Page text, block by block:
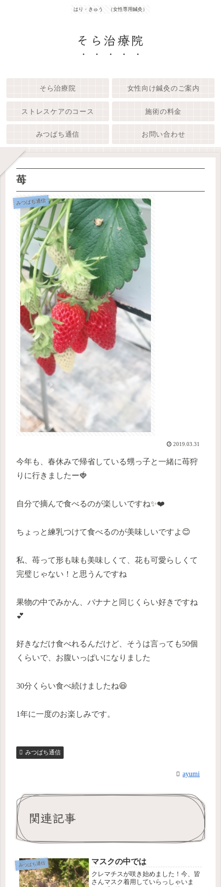
はり・きゅう （女性専用鍼灸）
そら治療院
そら治療院 女性向け鍼灸のご案内
ストレスケアのコース 施術の料金
みつばち通信 お問い合わせ
苺
みつばち通信
2019.03.31
今年も、春休みで帰省している甥っ子と一緒に苺狩
りに行きましたー🍓
自分で摘んで食べるのが楽しいですね✨❤️
ちょっと練乳つけて食べるのが美味しいですよ😊
私、苺って形も味も美味しくて、花も可愛らしくて
完璧じゃない！と思うんですね
果物の中でみかん、バナナと同じくらい好きですね
💕
好きなだけ食べれるんだけど、そうは言っても50個
くらいで、お腹いっぱいになりました
30分くらい食べ続けましたね😆
1年に一度のお楽しみです。
みつばち通信
ayumi
関連記事
みつばち通信 マスクの中では
クレマチスが咲き始めました！今、皆
さんマスク着用していらっしゃいま